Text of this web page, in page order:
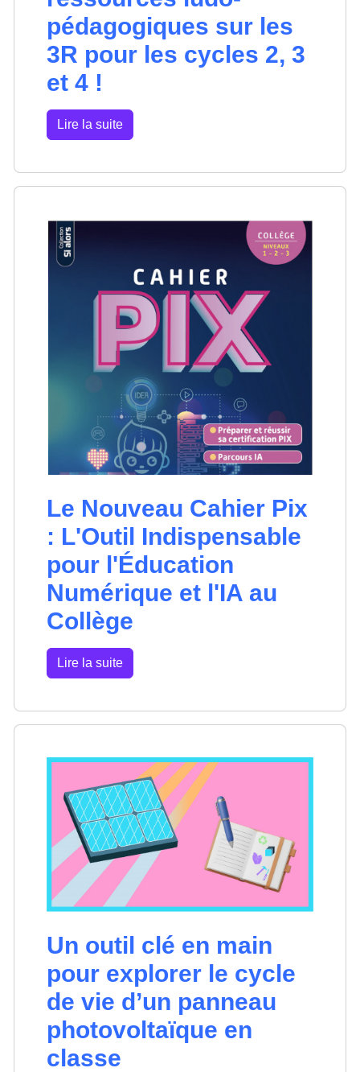
pédagogiques sur les
3R pour les cycles 2, 3
et 4 !
Lire la suite
Le Nouveau Cahier Pix
: L'Outil Indispensable
pour l'Éducation
Numérique et l'IA au
Collège
Lire la suite
Un outil clé en main
pour explorer le cycle
de vie d’un panneau
photovoltaïque en
classe